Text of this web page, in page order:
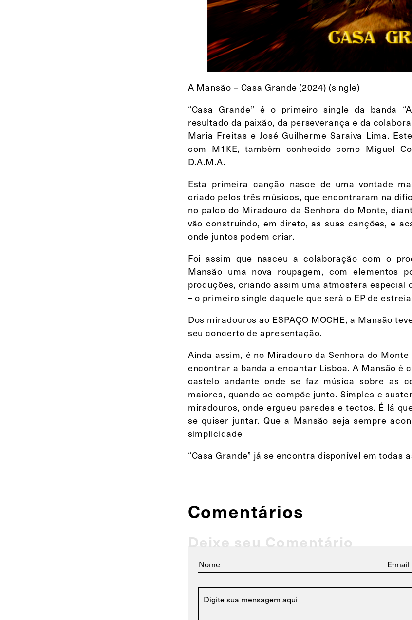
A Mansão – Casa Grande (2024) (single)
“Casa Grande” é o primeiro single da banda
resultado da paixão, da perseverança e da
Maria Freitas e José Guilherme Saraiva Lima.
com M1KE, também conhecido como Miguel
D.A.M.A.
Esta primeira canção nasce de uma vontade
criado pelos três músicos, que encontraram na
no palco do Miradouro da Senhora do Monte,
vão construindo, em direto, as suas canções, e
onde juntos podem criar.
Foi assim que nasceu a colaboração com o
Mansão uma nova roupagem, com elementos
produções, criando assim uma atmosfera especial
– o primeiro single daquele que será o EP de estreia.
Dos miradouros ao ESPAÇO MOCHE, a Mansão
seu concerto de apresentação.
Ainda assim, é no Miradouro da Senhora do
encontrar a banda a encantar Lisboa. A Mansão é
castelo andante onde se faz música sobre as
maiores, quando se compõe junto. Simples e
miradouros, onde ergueu paredes e tectos. É lá
se quiser juntar. Que a Mansão seja sempre
simplicidade.
“Casa Grande” já se encontra disponível em todas
Comentários
Deixe seu Comentário